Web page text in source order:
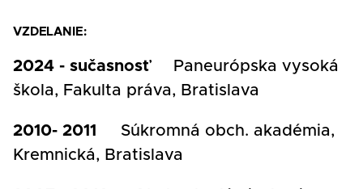
VZDELANIE:
2024 - sučasnosťPaneurópska vysoká
škola, Fakulta práva, Bratislava
2010- 2011
Súkromná obch. akadémia,
Kremnická, Bratislava